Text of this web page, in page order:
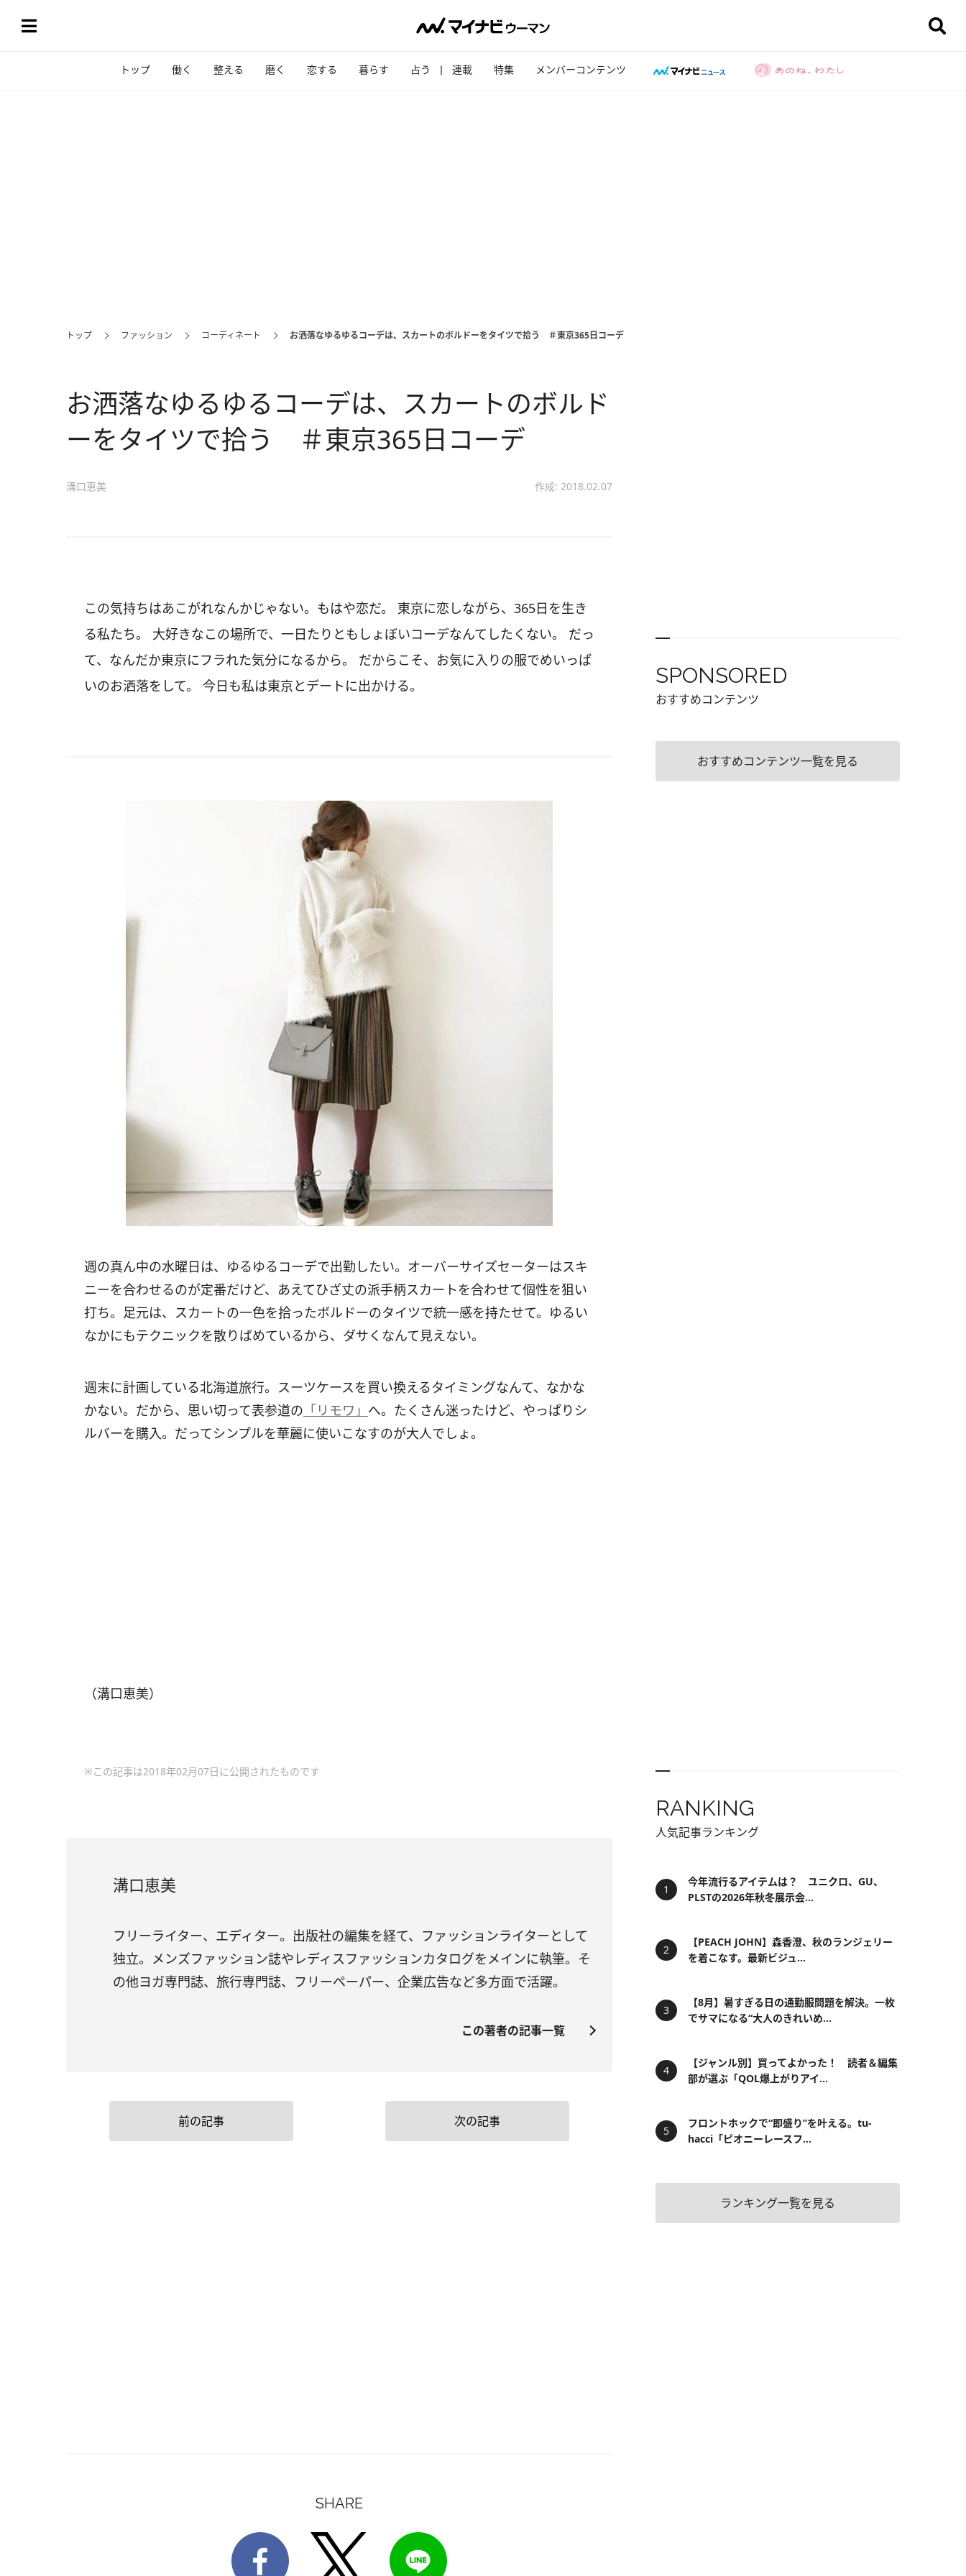
トップ 働く 整える 磨く 恋する 暮らす 占う 連載 特集 メンバーコンテンツ
トップ ファッション コーディネート お洒落なゆるゆるコーデは、スカートのボルドーをタイツで拾う ＃東京365日コーデ
お洒落なゆるゆるコーデは、スカートのボルド
ーをタイツで拾う ＃東京365日コーデ
溝口恵美 作成: 2018.02.07
この気持ちはあこがれなんかじゃない。もはや恋だ。 東京に恋しながら、365日を生き
る私たち。 大好きなこの場所で、一日たりともしょぼいコーデなんてしたくない。 だっ
て、なんだか東京にフラれた気分になるから。 だからこそ、お気に入りの服でめいっぱ
いのお洒落をして。 今日も私は東京とデートに出かける。
週の真ん中の水曜日は、ゆるゆるコーデで出勤したい。オーバーサイズセーターはスキ
ニーを合わせるのが定番だけど、あえてひざ丈の派手柄スカートを合わせて個性を狙い
打ち。足元は、スカートの一色を拾ったボルドーのタイツで統一感を持たせて。ゆるい
なかにもテクニックを散りばめているから、ダサくなんて見えない。
週末に計画している北海道旅行。スーツケースを買い換えるタイミングなんて、なかな
かない。だから、思い切って表参道の 「リモワ」 へ。たくさん迷ったけど、やっぱりシ
ルバーを購入。だってシンプルを華麗に使いこなすのが大人でしょ。
（溝口恵美）
※この記事は2018年02月07日に公開されたものです
溝口恵美
フリーライター、エディター。出版社の編集を経て、ファッションライターとして
独立。メンズファッション誌やレディスファッションカタログをメインに執筆。そ
の他ヨガ専門誌、旅行専門誌、フリーペーパー、企業広告など多方面で活躍。
この著者の記事一覧
前の記事 次の記事
SHARE
SPONSORED
おすすめコンテンツ
おすすめコンテンツ一覧を見る
RANKING
人気記事ランキング
今年流行るアイテムは？ ユニクロ、GU、
PLSTの2026年秋冬展示会...
【PEACH JOHN】森香澄、秋のランジェリー
を着こなす。最新ビジュ...
【8月】暑すぎる日の通勤服問題を解決。一枚
でサマになる“大人のきれいめ...
【ジャンル別】買ってよかった！ 読者＆編集
部が選ぶ「QOL爆上がりアイ...
フロントホックで“即盛り”を叶える。tu-
hacci「ピオニーレースフ...
ランキング一覧を見る